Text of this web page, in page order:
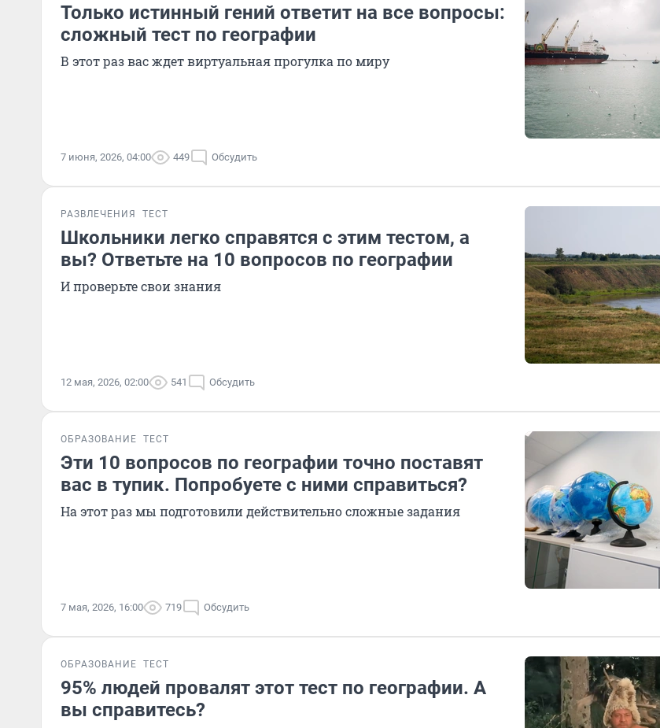
Только истинный гений ответит на все вопросы:
сложный тест по географии
В этот раз вас ждет виртуальная прогулка по миру
7 июня, 2026, 04:00 449 Обсудить
РАЗВЛЕЧЕНИЯ ТЕСТ
Школьники легко справятся с этим тестом, а
вы? Ответьте на 10 вопросов по географии
И проверьте свои знания
12 мая, 2026, 02:00 541 Обсудить
ОБРАЗОВАНИЕ ТЕСТ
Эти 10 вопросов по географии точно поставят
вас в тупик. Попробуете с ними справиться?
На этот раз мы подготовили действительно сложные задания
7 мая, 2026, 16:00 719 Обсудить
ОБРАЗОВАНИЕ ТЕСТ
95% людей провалят этот тест по географии. А
вы справитесь?